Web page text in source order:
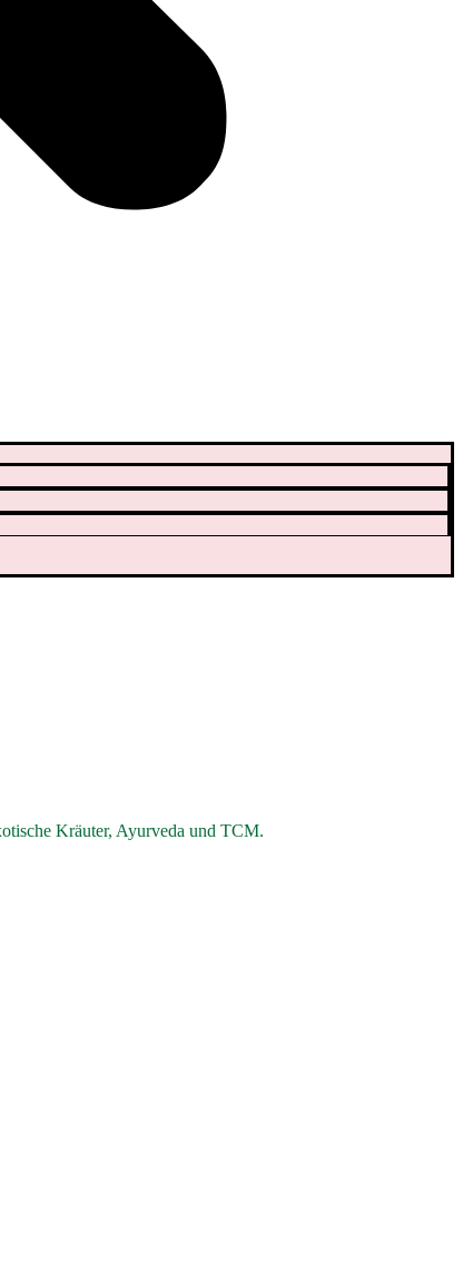
Kräuter, Ayurveda und TCM.